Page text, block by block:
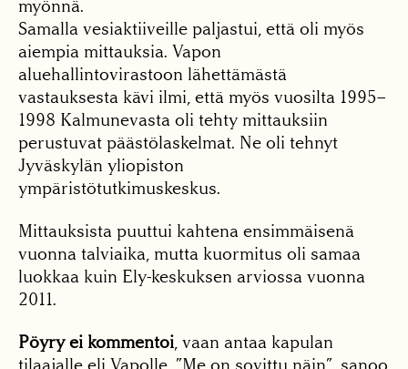
myönnä.
Samalla vesiaktiiveille paljastui, että oli myös
aiempia mittauksia. Vapon
aluehallintovirastoon lähettämästä
vastauksesta kävi ilmi, että myös vuosilta 1995–
1998 Kalmunevasta oli tehty mittauksiin
perustuvat päästölaskelmat. Ne oli tehnyt
Jyväskylän yliopiston
ympäristötutkimuskeskus.
Mittauksista puuttui kahtena ensimmäisenä
vuonna talviaika, mutta kuormitus oli samaa
luokkaa kuin Ely-keskuksen arviossa vuonna
2011.
Pöyry ei kommentoi, vaan antaa kapulan